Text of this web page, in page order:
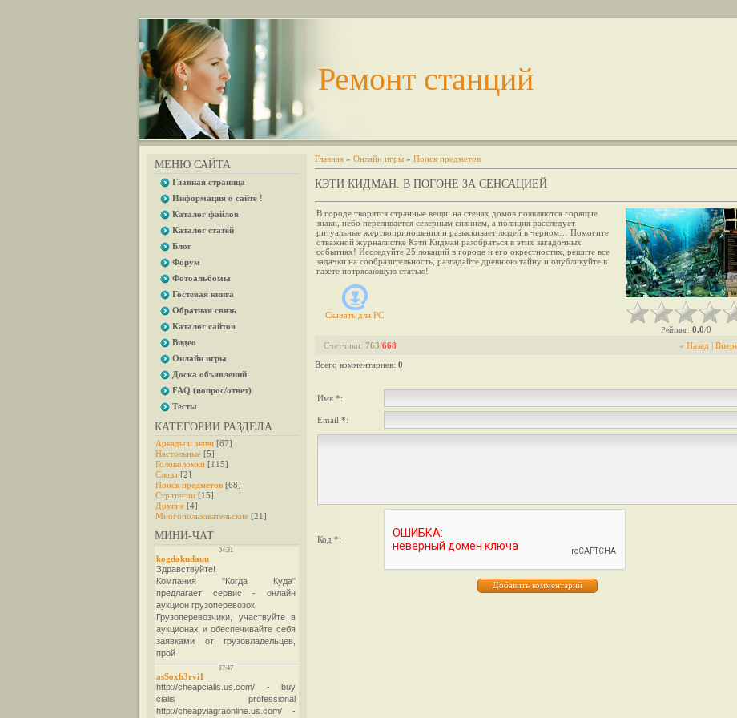
Ремонт станций
МЕНЮ САЙТА
Главная страница
Информация о сайте !
Каталог файлов
Каталог статей
Блог
Форум
Фотоальбомы
Гостевая книга
Обратная связь
Каталог сайтов
Видео
Онлайн игры
Доска объявлений
FAQ (вопрос/ответ)
Тесты
КАТЕГОРИИ РАЗДЕЛА
Аркады и экшн [67]
Настольные [5]
Головоломки [115]
Слова [2]
Поиск предметов [68]
Стратегии [15]
Другие [4]
Многопользовательские [21]
МИНИ-ЧАТ
Главная » Онлайн игры » Поиск предметов
КЭТИ КИДМАН. В ПОГОНЕ ЗА СЕНСАЦИЕЙ
В городе творятся странные вещи: на стенах домов появляются горящие
знаки, небо переливается северным сиянием, а полиция расследует
ритуальные жертвоприношения и разыскивает людей в черном… Помогите
отважной журналистке Кэти Кидман разобраться в этих загадочных
событиях! Исследуйте 25 локаций в городе и его окрестностях, решите все
задачки на сообразительность, разгадайте древнюю тайну и опубликуйте в
газете потрясающую статью!
Скачать для PC
Рейтинг: 0.0/0
« Назад |
Счетчики: 763/668
Всего комментариев: 0
Имя *:
Email *:
Код *: